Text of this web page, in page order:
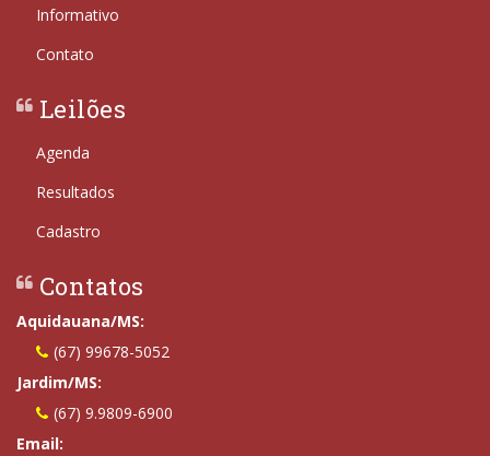
Informativo
Contato
Leilões
Agenda
Resultados
Cadastro
Contatos
Aquidauana/MS:
(67) 99678-5052
Jardim/MS:
(67) 9.9809-6900
Email: